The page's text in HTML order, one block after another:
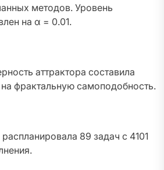
методов. Уровень
на α = 0.01.
аттрактора составила
на фрактальную самоподобность.
89 задач с 4101